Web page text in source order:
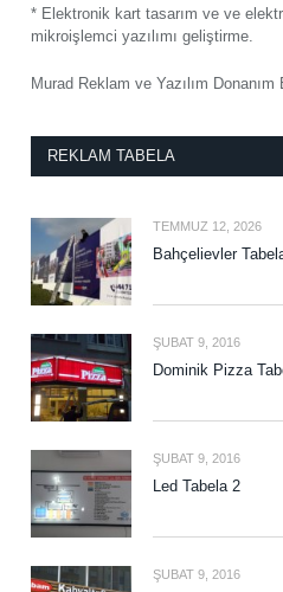
* Elektronik kart tasarım ve ve
mikroişlemci yazılımı geliştirme.
Murad Reklam ve Yazılım
REKLAM TABELA
TEMMUZ 12, 2026
Bahçelievler
ŞUBAT 9, 2016
Dominik Pizza
ŞUBAT 9, 2016
Led Tabela 2
ŞUBAT 9, 2016